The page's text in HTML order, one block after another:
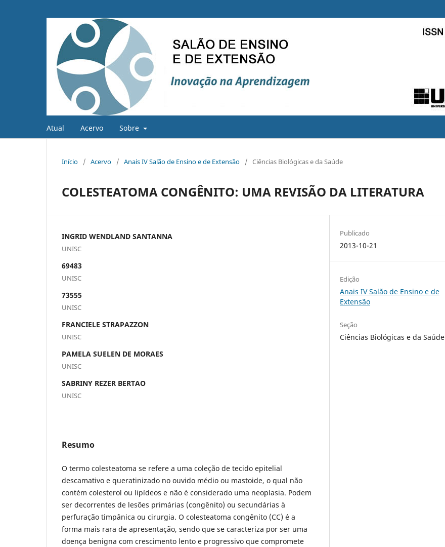
Atual Acervo Sobre
Início / Acervo / Anais IV Salão de Ensino e de Extensão / Ciências Biológicas e da Saúde
COLESTEATOMA CONGÊNITO: UMA REVISÃO DA LITERATURA
INGRID WENDLAND SANTANNA
UNISC
69483
UNISC
73555
UNISC
FRANCIELE STRAPAZZON
UNISC
PAMELA SUELEN DE MORAES
UNISC
SABRINY REZER BERTAO
UNISC
Resumo
O termo colesteatoma se refere a uma coleção de tecido epitelial
descamativo e queratinizado no ouvido médio ou mastoide, o qual não
contém colesterol ou lipídeos e não é considerado uma neoplasia. Podem
ser decorrentes de lesões primárias (congênito) ou secundárias à
perfuração timpânica ou cirurgia. O colesteatoma congênito (CC) é a
forma mais rara de apresentação, sendo que se caracteriza por ser uma
doença benigna com crescimento lento e progressivo que compromete
Publicado
2013-10-21
Edição
Anais IV Salão de Ensino e de
Extensão
Seção
Ciências Biológicas e da Saúde